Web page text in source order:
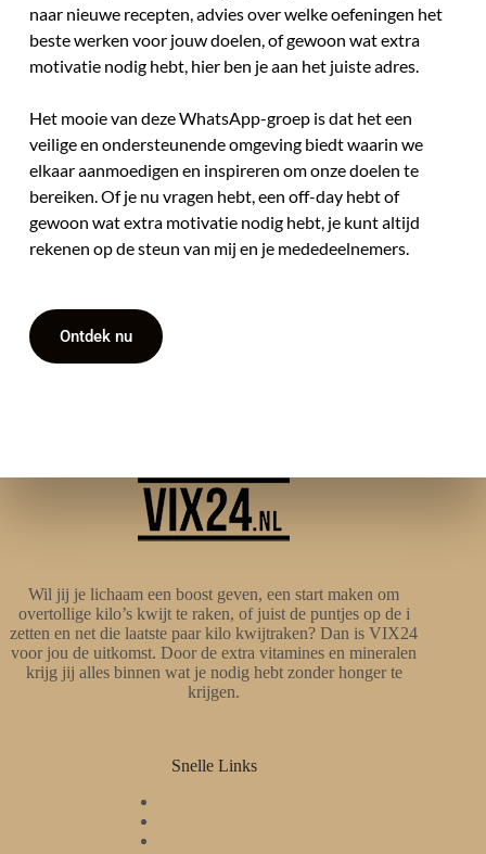
naar nieuwe recepten, advies over welke oefeningen het
beste werken voor jouw doelen, of gewoon wat extra
motivatie nodig hebt, hier ben je aan het juiste adres.
Het mooie van deze WhatsApp-groep is dat het een
veilige en ondersteunende omgeving biedt waarin we
elkaar aanmoedigen en inspireren om onze doelen te
bereiken. Of je nu vragen hebt, een off-day hebt of
gewoon wat extra motivatie nodig hebt, je kunt altijd
rekenen op de steun van mij en je mededeelnemers.
Ontdek nu
Wil jij je lichaam een boost geven, een start maken om
overtollige kilo’s kwijt te raken, of juist de puntjes op de i
zetten en net die laatste paar kilo kwijtraken? Dan is VIX24
voor jou de uitkomst. Door de extra vitamines en mineralen
krijg jij alles binnen wat je nodig hebt zonder honger te
krijgen.
Snelle Links